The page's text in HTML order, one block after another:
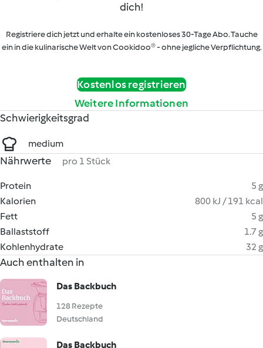
dich!
Registriere dich jetzt und erhalte ein kostenloses 30-Tage Abo. Tauche
ein in die kulinarische Welt von Cookidoo® - ohne jegliche Verpflichtung.
Kostenlos registrieren
Weitere Informationen
Schwierigkeitsgrad
medium
Nährwerte pro 1 Stück
Protein
5 g
Kalorien
800 kJ / 191 kcal
Fett
5 g
Ballaststoff
1.7 g
Kohlenhydrate
32 g
Auch enthalten in
Das Backbuch
128 Rezepte
Deutschland
Das Backbuch